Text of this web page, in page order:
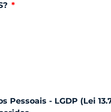
- LGDP (Lei